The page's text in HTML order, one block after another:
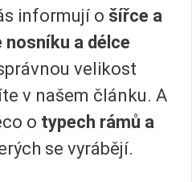
informují o šířce a
a délce
velikost
v našem článku. A
o typech rámů a
se vyrábějí.